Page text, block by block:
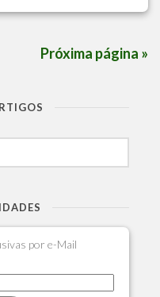
Próxima página »
por e-Mail